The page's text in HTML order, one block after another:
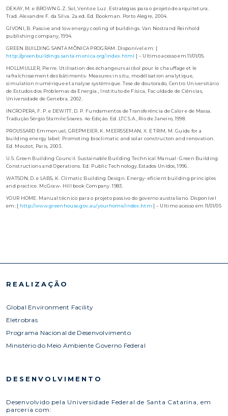
DEKAY, M. e BROWN G.Z. Sol, Vento e Luz. Estratégias para o projeto de arquitetura.
Trad. Alexandre F. da Silva. 2a.ed. Ed. Bookman. Porto Alegre, 2004.
GIVONI, B. Passive and low energy cooling of buildings. Van Nostrand Reinhold
publishing company, 1994.
GREEN BUILDING SANTA MÔNICA PROGRAM. Disponível em: [
http://greenbuildings.santa-monica.org/index.html ] – Ultimo acesso em 11/01/05.
HOLLMULLER, Pierre. Utilisation des échangeurs air/sol pour le chauffage et le
rafraîchissement des bâtiments- Measures in situ, modélisation analytique,
simulation numérique et analyse systémique. Tese de doutorado, Centro Universitário
de Estudos dos Problemas da Energia., Instituto de Física, Faculdade de Ciências,
Universidade de Genebra. 2002.
INCROPERA, F. P. e DEWITT, D. P. Fundamentos de Transferência de Calor e de Massa.
Tradução Sérgio Stamile Soares. 4o Edição. Ed. LTC S.A., Rio de Janeiro, 1998.
PROUSSARD Emmenuel, GREPMEIER, K. MEERSSEMAN, X. E TRIM, M. Guide for a
building energy label. Promoting bioclimatic and solar constructon and renovation.
Ed. Moutot, Paris, 2003.
U.S. Green Building Council. Sustainable Building Technical Manual- Green Building
Constructions and Operations. Ed. Public Technology.Estados Unidos, 1996.
WATSON, D. e LABS, K. Climatic Building Design. Energy- eficient building principles
and practice. McGraw- Hill book Company. 1983.
YOUR HOME. Manual técnico para o projeto passivo do governo australiano. Disponível
em: [ http://www.greenhouse.gov.au/yourhome/index.htm ] – Ultimo acesso em 11/01/05
REALIZAÇÃO
Global Environment Facility
Eletrobras
Programa Nacional de Desenvolvimento
Ministério do Meio Ambiente Governo Federal
DESENVOLVIMENTO
Desenvolvido pela Universidade Federal de Santa Catarina, em
parceria com: